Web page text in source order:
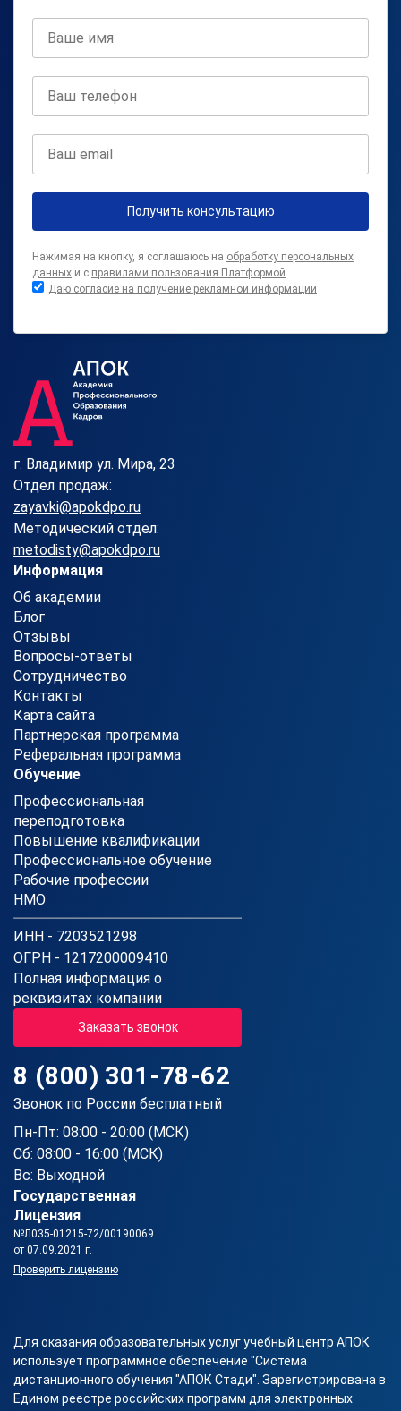
Получить консультацию
Нажимая на кнопку, я соглашаюсь на обработку персональных
данных и с правилами пользования Платформой
Даю согласие на получение рекламной информации
г. Владимир ул. Мира, 23
Отдел продаж:
zayavki@apokdpo.ru
Методический отдел:
metodisty@apokdpo.ru
Информация
Об академии
Блог
Отзывы
Вопросы-ответы
Сотрудничество
Контакты
Карта сайта
Партнерская программа
Реферальная программа
Обучение
Профессиональная
переподготовка
Повышение квалификации
Профессиональное обучение
Рабочие профессии
НМО
ИНН - 7203521298
ОГРН - 1217200009410
Полная информация о
реквизитах компании
Заказать звонок
8 (800) 301-78-62
Звонок по России бесплатный
Пн-Пт: 08:00 - 20:00 (МСК)
Сб: 08:00 - 16:00 (МСК)
Вс: Выходной
Государственная
Лицензия
№Л035-01215-72/00190069
от 07.09.2021 г.
Проверить лицензию
Для оказания образовательных услуг учебный центр АПОК
использует программное обеспечение "Система
дистанционного обучения "АПОК Стади". Зарегистрирована в
Едином реестре российских программ для электронных